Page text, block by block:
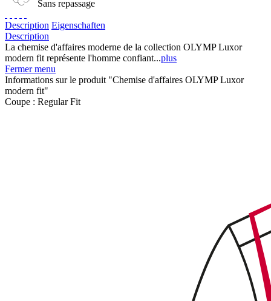
Sans repassage
Description Eigenschaften
Description
La chemise d'affaires moderne de la collection OLYMP Luxor
modern fit représente l'homme confiant...plus
Fermer menu
Informations sur le produit "Chemise d'affaires OLYMP Luxor
modern fit"
Coupe : Regular Fit